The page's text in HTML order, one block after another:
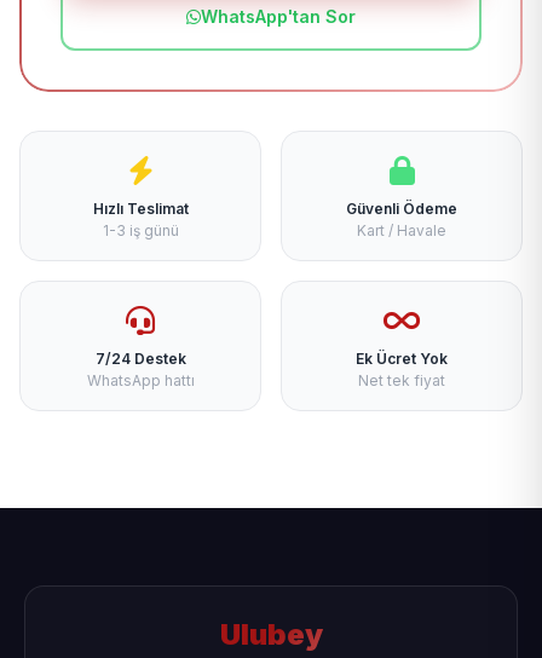
WhatsApp'tan Sor
Hızlı Teslimat
1-3 iş günü
Güvenli Ödeme
Kart / Havale
7/24 Destek
WhatsApp hattı
Ek Ücret Yok
Net tek fiyat
Ulubey